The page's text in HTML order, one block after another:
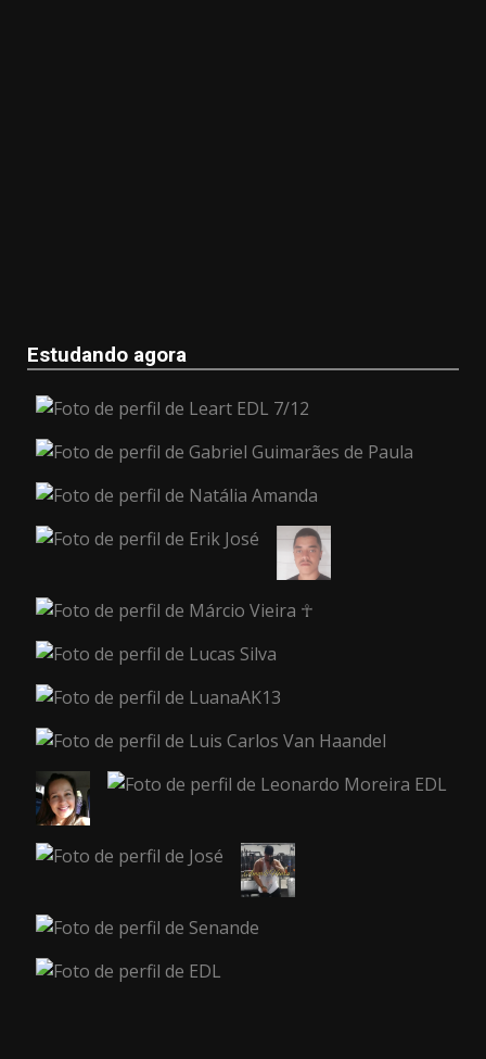
Estudando agora